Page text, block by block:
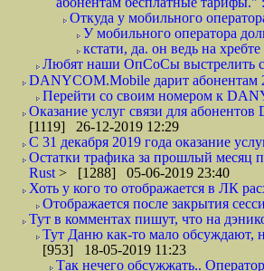
Откуда у мобильного
У мобильного оператора
кстати, да. он ведь на
Любят наши ОпСоСы выстрелить
DANYCOM.Mobile дарит абонентам
Перейти со своим номером к
Оказание услуг связи для
[1119] 26-12-2019 12:29
С 31 декабря 2019 года оказание
Остатки трафика за прошлый месяц
Rust > [1288] 05-06-2019 23:40
Хоть у кого то отображается в ЛК
Отображается после закрытия
Тут в комментах пишут, что на
Тут Даню как-то мало обсуждают,
[953] 18-05-2019 11:23
Так нечего обсужжать..